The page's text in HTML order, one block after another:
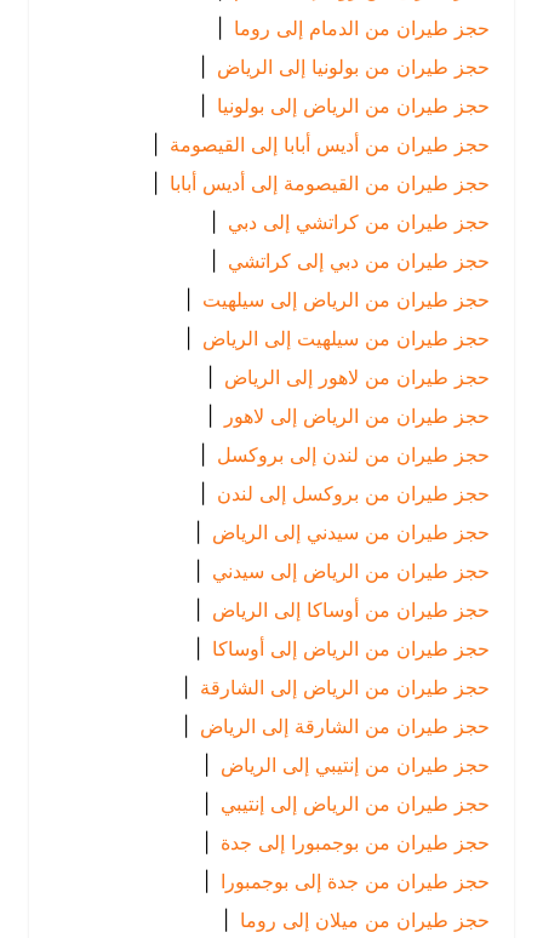
حجز طيران من الدمام إلى روما
|
حجز طيران من بولونيا إلى الرياض
|
حجز طيران من الرياض إلى بولونيا
|
حجز طيران من أديس أبابا إلى القيصومة |
حجز طيران من القيصومة إلى أديس أبابا |
حجز طيران من كراتشي إلى دبي |
حجز طيران من دبي إلى كراتشي |
حجز طيران من الرياض إلى سيلهيت |
حجز طيران من سيلهيت إلى الرياض
|
حجز طيران من لاهور إلى الرياض
|
حجز طيران من الرياض إلى لاهور |
حجز طيران من لندن إلى بروكسل |
حجز طيران من بروكسل إلى لندن
|
حجز طيران من سيدني إلى الرياض
|
حجز طيران من الرياض إلى سيدني |
حجز طيران من أوساكا إلى الرياض
|
حجز طيران من الرياض إلى أوساكا |
حجز طيران من الرياض إلى الشارقة |
حجز طيران من الشارقة إلى الرياض
|
حجز طيران من إنتيبي إلى الرياض
|
حجز طيران من الرياض إلى إنتيبي |
حجز طيران من بوجمبورا إلى جدة
حجز طيران من جدة إلى بوجمبورا |
حجز طيران من ميلان إلى روما
|